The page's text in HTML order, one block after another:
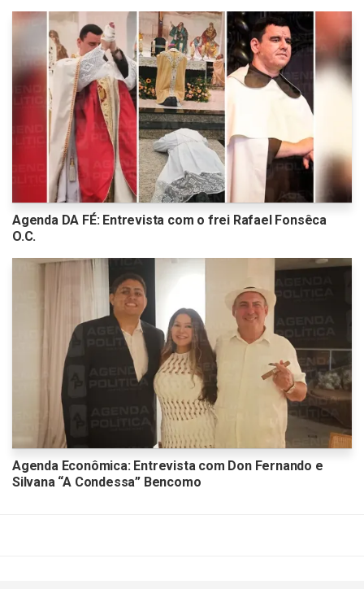
Agenda DA FÉ: Entrevista com o frei Rafael Fonsêca
O.C.
Agenda Econômica: Entrevista com Don Fernando e
Silvana “A Condessa” Bencomo